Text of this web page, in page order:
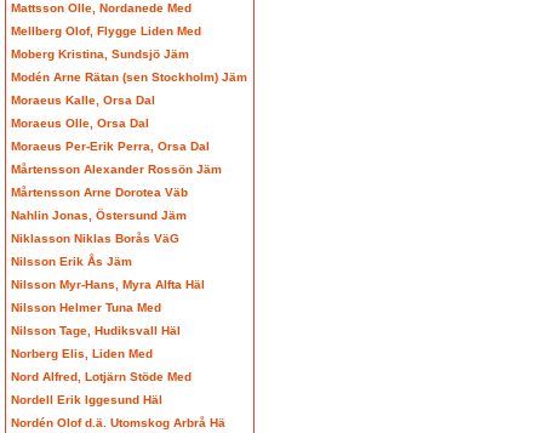
Mattsson Olle, Nordanede Med
Mellberg Olof, Flygge Liden Med
Moberg Kristina, Sundsjö Jäm
Modén Arne Rätan (sen Stockholm) Jäm
Moraeus Kalle, Orsa Dal
Moraeus Olle, Orsa Dal
Moraeus Per-Erik Perra, Orsa Dal
Mårtensson Alexander Rossön Jäm
Mårtensson Arne Dorotea Väb
Nahlin Jonas, Östersund Jäm
Niklasson Niklas Borås VäG
Nilsson Erik Ås Jäm
Nilsson Myr-Hans, Myra Alfta Häl
Nilsson Helmer Tuna Med
Nilsson Tage, Hudiksvall Häl
Norberg Elis, Liden Med
Nord Alfred, Lotjärn Stöde Med
Nordell Erik Iggesund Häl
Nordén Olof d.ä. Utomskog Arbrå Hä